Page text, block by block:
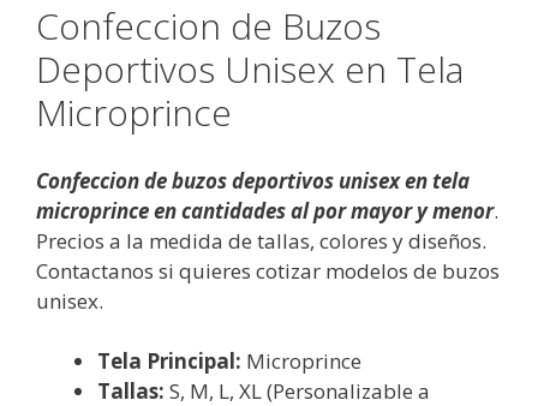
Confeccion de Buzos
Deportivos Unisex en Tela
Microprince
Confeccion de buzos deportivos unisex en tela
microprince en cantidades al por mayor y menor.
Precios a la medida de tallas, colores y diseños.
Contactanos si quieres cotizar modelos de buzos
unisex.
Tela Principal: Microprince
Tallas: S, M, L, XL (Personalizable a